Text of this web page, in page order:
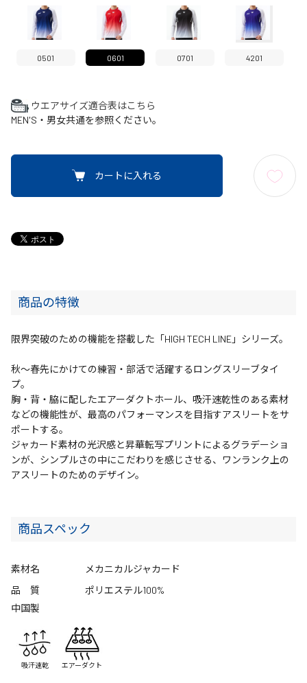
0501 0601 0701 4201
ウエアサイズ適合表はこちら
MEN'S・男女共通を参照ください。
カートに入れる
商品の特徴
限界突破のための機能を搭載した「HIGH TECH LINE」シリーズ。
秋～春先にかけての練習・部活で活躍するロングスリーブタイ
プ。
胸・背・脇に配したエアーダクトホール、吸汗速乾性のある素材
などの機能性が、最高のパフォーマンスを目指すアスリートをサ
ポートする。
ジャカード素材の光沢感と昇華転写プリントによるグラデーショ
ンが、シンプルさの中にこだわりを感じさせる、ワンランク上の
アスリートのためのデザイン。
商品スペック
素材名
メカニカルジャカード
品 質
ポリエステル100%
中国製
吸汗速乾 エアーダクト